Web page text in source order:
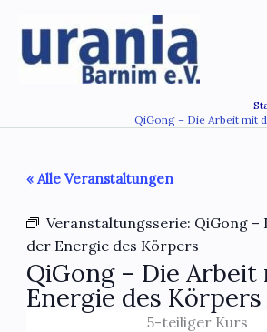
Inhalt
springen
QiGong – Die Arbeit mit
« Alle Veranstaltungen
Veranstaltungsserie: QiGong –
der Energie des Körpers
QiGong – Die
Energie des Körpers
5-teiliger Kurs